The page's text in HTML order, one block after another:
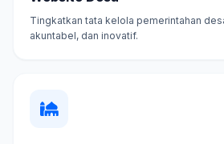
Tingkatkan tata kelola pemerintahan
akuntabel, dan inovatif.